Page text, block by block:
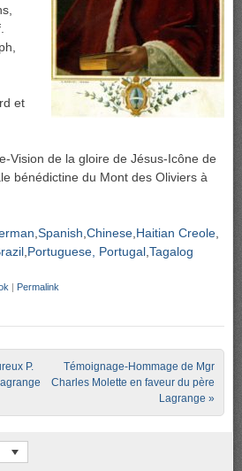
et
Vision de la gloire de Jésus-Icône de
bénédictine du Mont des Oliviers à
Spanish Chinese Haitian Creole
Portuguese, Portugal Tagalog
Permalink
P.
Témoignage-Hommage de Mgr
Charles Molette en faveur du père
Lagrange »